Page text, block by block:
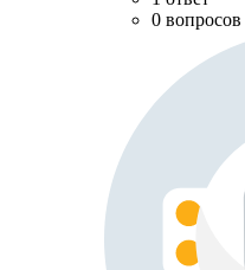
0 вопросов